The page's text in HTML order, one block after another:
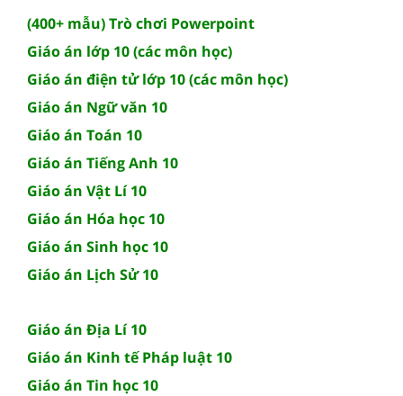
(400+ mẫu) Trò chơi Powerpoint
Giáo án lớp 10 (các môn học)
Giáo án điện tử lớp 10 (các môn học)
Giáo án Ngữ văn 10
Giáo án Toán 10
Giáo án Tiếng Anh 10
Giáo án Vật Lí 10
Giáo án Hóa học 10
Giáo án Sinh học 10
Giáo án Lịch Sử 10
Giáo án Địa Lí 10
Giáo án Kinh tế Pháp luật 10
Giáo án Tin học 10